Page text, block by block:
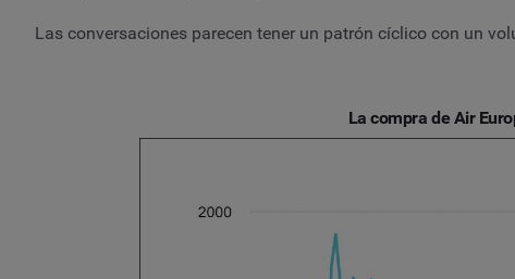
Las conversaciones parecen tener un patrón cíclico con un
La compra de Air